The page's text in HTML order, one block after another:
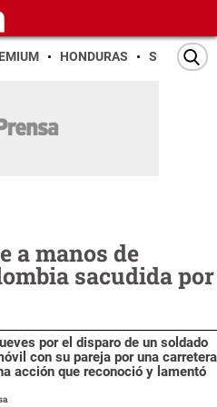
HONDURAS SAN PEDRO
a manos de
sacudida por
por el disparo de un soldado
con su pareja por una carretera
acción que reconoció y lamentó